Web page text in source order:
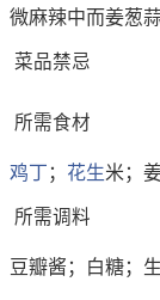
微麻辣中而姜葱
菜品禁忌
所需食材
鸡丁 ； 花生米；
所需调料
豆瓣酱；白糖；